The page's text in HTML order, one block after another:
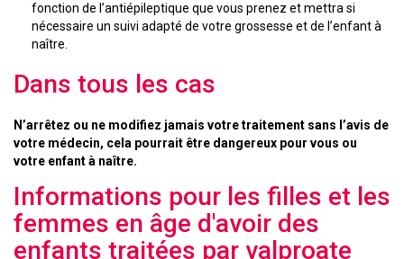
fonction de l’antiépileptique que vous prenez et mettra si
nécessaire un suivi adapté de votre grossesse et de l’enfant à
naître.
Dans tous les cas
N’arrêtez ou ne modifiez jamais votre traitement sans l’avis de
votre médecin, cela pourrait être dangereux pour vous ou
votre enfant à naître.
Informations pour les filles et les
femmes en âge d'avoir des
enfants traitées par valproate